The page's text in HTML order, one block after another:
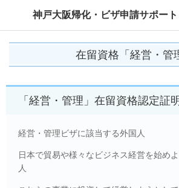
神戸大阪帰化・ビザ申請サポート
在留資格「経営・管
「経営・管理」在留資格認定証
経営・管理ビザに該当する外国人
日本で貿易や様々なビジネス経営を始め
人